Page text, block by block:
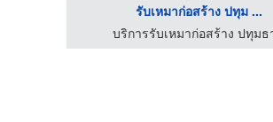
รับเหมาก่อสร้าง ปทุม ...
บริการรับเหมาก่อสร้าง ปทุม